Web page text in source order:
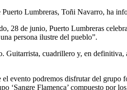
Lumbreras, Toñi Navarro, ha
28 de junio, Puerto Lumbreras
persona ilustre del pueblo”.
Guitarrista, cuadrillero y, en
evento podremos disfrutar del
‘Sangre Flamenca’ compuesto por